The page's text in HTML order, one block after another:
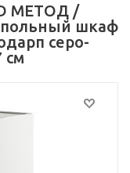
МЕТОД /
шкаф
серо-
см